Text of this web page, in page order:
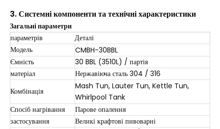
3. Системні компоненти та технічні характеристики
Загальні параметри
параметрів
Деталі
Модель
CMBH-30BBL
Ємність
30 BBL (3510L) / партія
матеріал
Нержавіюча сталь 304 / 316
Комбінація
Mash Tun, Lauter Tun, Kettle Tun,
Whirlpool Tank
Спосіб нагрівання
Парове опалення
застосування
Великі крафтові пивоварні